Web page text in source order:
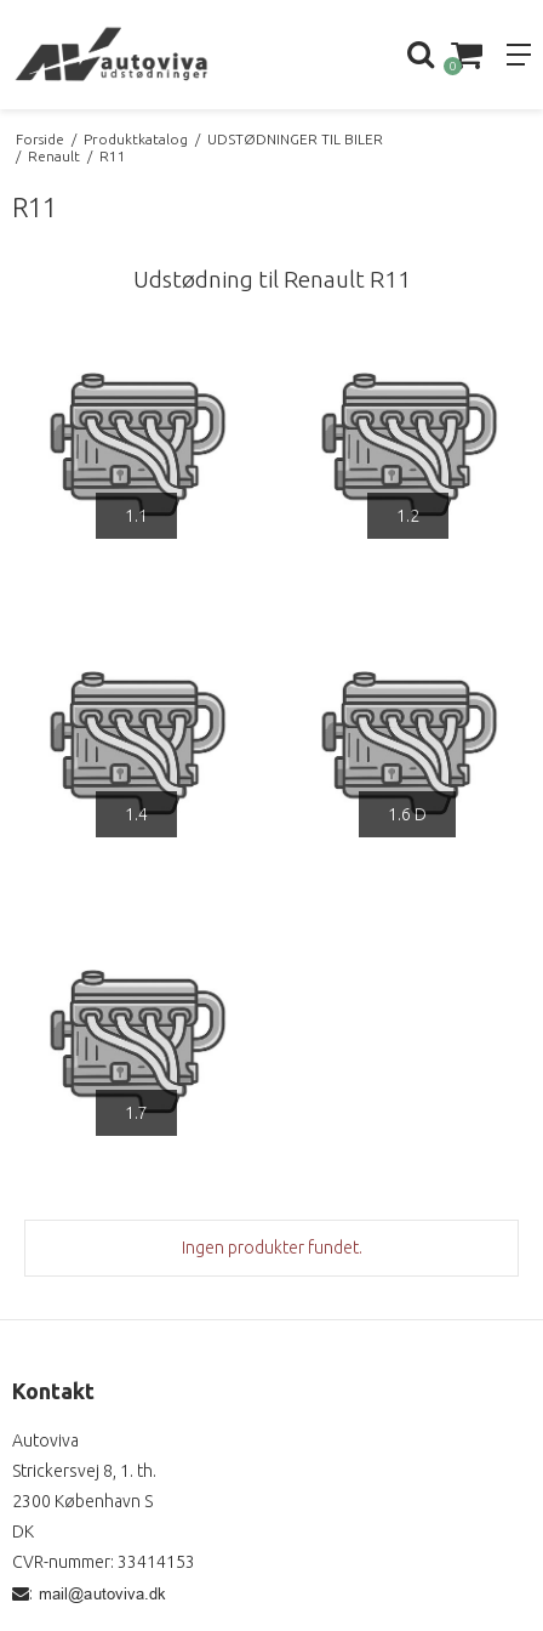
0
Forside / Produktkatalog / UDSTØDNINGER TIL BILER
/ Renault / R11
R11
Udstødning til Renault R11
1.1 1.2
1.4 1.6 D
1.7
Ingen produkter fundet.
Kontakt
Autoviva
Strickersvej 8, 1. th.
2300 København S
DK
CVR-nummer: 33414153
: